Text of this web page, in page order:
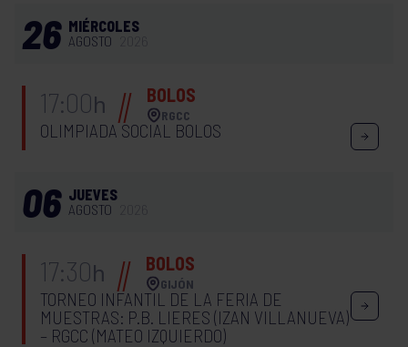
26 MIÉRCOLES
AGOSTO
17:00h BOLOS
RGCC
OLIMPIADA SOCIAL BOLOS
06 JUEVES
AGOSTO
17:30h BOLOS
GIJÓN
TORNEO INFANTIL DE LA FERIA DE
MUESTRAS: P.B. LIERES (IZAN VILLANUEVA)
– RGCC (MATEO IZQUIERDO)